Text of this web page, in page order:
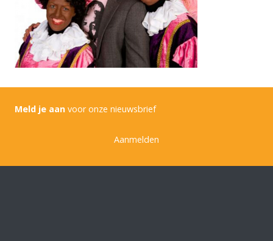
Meld je aan voor onze nieuwsbrief
Aanmelden